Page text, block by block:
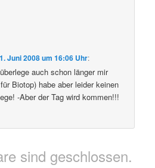
Juni 2008 um 16:06 Uhr:
auch schon länger mir
Biotop) habe aber leider keinen
-Aber der Tag wird kommen!!!
sind geschlossen.